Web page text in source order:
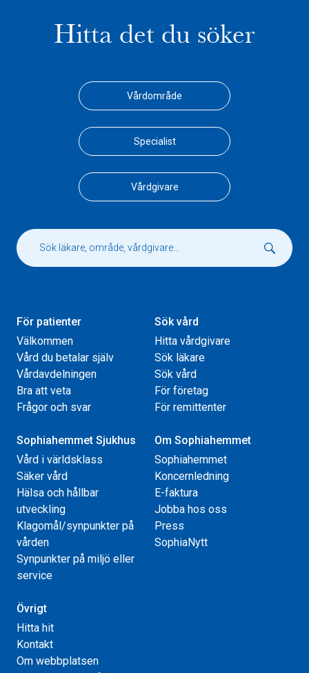
Hitta det du söker
Vårdområde
Specialist
Vårdgivare
För patienter
Välkommen
Vård du betalar själv
Vårdavdelningen
Bra att veta
Frågor och svar
Sök vård
Hitta vårdgivare
Sök läkare
Sök vård
För företag
För remittenter
Sophiahemmet Sjukhus
Vård i världsklass
Säker vård
Hälsa och hållbar
utveckling
Klagomål/synpunkter på
vården
Synpunkter på miljö eller
service
Om Sophiahemmet
Sophiahemmet
Koncernledning
E-faktura
Jobba hos oss
Press
SophiaNytt
Övrigt
Hitta hit
Kontakt
Om webbplatsen